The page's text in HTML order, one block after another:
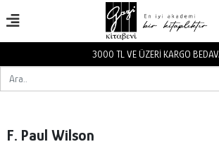
3000 TL VE ÜZERİ KARGO
F. Paul Wilson